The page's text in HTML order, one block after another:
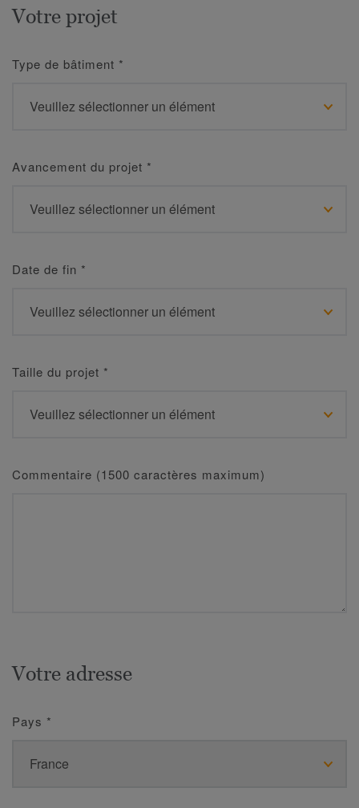
Votre projet
Type de bâtiment *
Avancement du projet *
Date de fin *
Taille du projet *
Commentaire (1500 caractères maximum)
Votre adresse
Pays *